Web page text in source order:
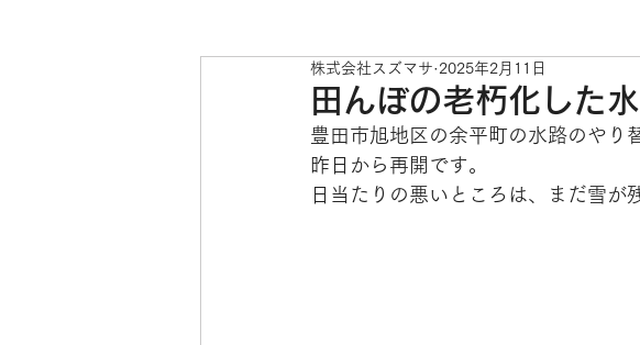
業務内容まとめ その他
田んぼの老朽化した
株式会社スズマサ 2025年2月11日
豊田市旭地区の余平町の水路のやり
昨日から再開です。
日当たりの悪いところは、まだ雪が